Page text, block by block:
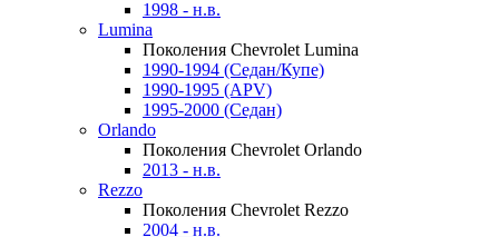
1998 - н.в.
Lumina
Поколения Chevrolet Lumina
1990-1994 (Седан/Купе)
1990-1995 (APV)
1995-2000 (Седан)
Orlando
Поколения Chevrolet Orlando
2013 - н.в.
Rezzo
Поколения Chevrolet Rezzo
2004 - н.в.